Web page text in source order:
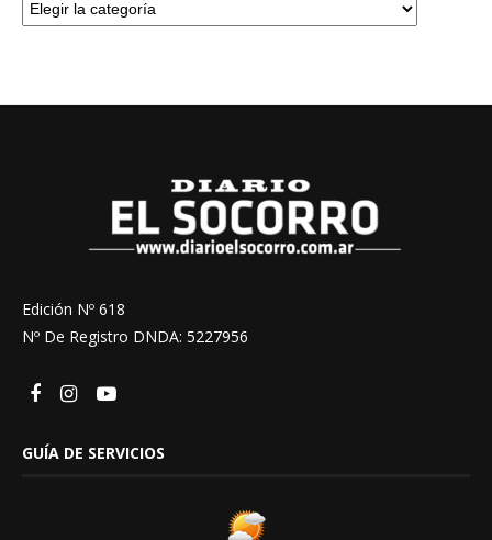
Edición Nº 618
Nº De Registro DNDA: 5227956
GUÍA DE SERVICIOS